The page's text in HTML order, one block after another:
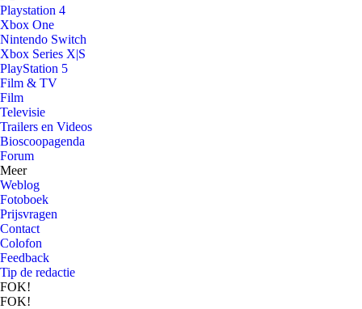
Playstation 4
Xbox One
Nintendo Switch
Xbox Series X|S
PlayStation 5
Film & TV
Film
Televisie
Trailers en Videos
Bioscoopagenda
Forum
Meer
Weblog
Fotoboek
Prijsvragen
Contact
Colofon
Feedback
Tip de redactie
FOK!
FOK!